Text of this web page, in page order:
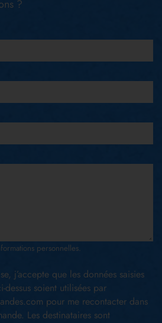
?
personnelles.
j’accepte que les données saisies
soient utilisées par
pour me recontacter dans
Les destinataires sont